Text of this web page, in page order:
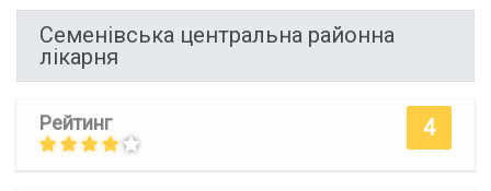
Семенівська центральна районна
лікарня
Рейтинг 4